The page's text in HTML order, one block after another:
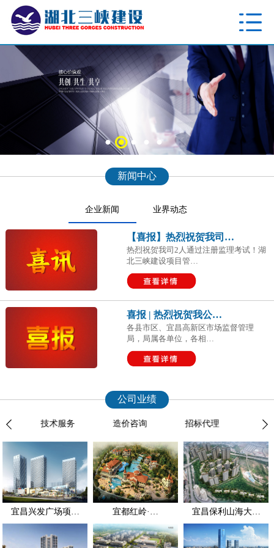
新闻中心
企业新闻 业界动态
【喜报】热烈祝贺我司…
热烈祝贺我司2人通过注册监理考试！湖
北三峡建设项目管…
喜报 | 热烈祝贺我公…
各县市区、宜昌高新区市场监督管理
局，局属各单位，各相…
公司业绩
技术服务 造价咨询 招标代理 司法
宜昌兴发广场项… 宜都红岭·… 宜昌保利山海大…